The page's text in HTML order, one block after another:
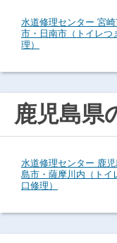
水道修理センター 宮
市・日南市（トイレつ
理）
鹿児島県
水道修理センター 鹿
島市・薩摩川内（トイ
口修理）